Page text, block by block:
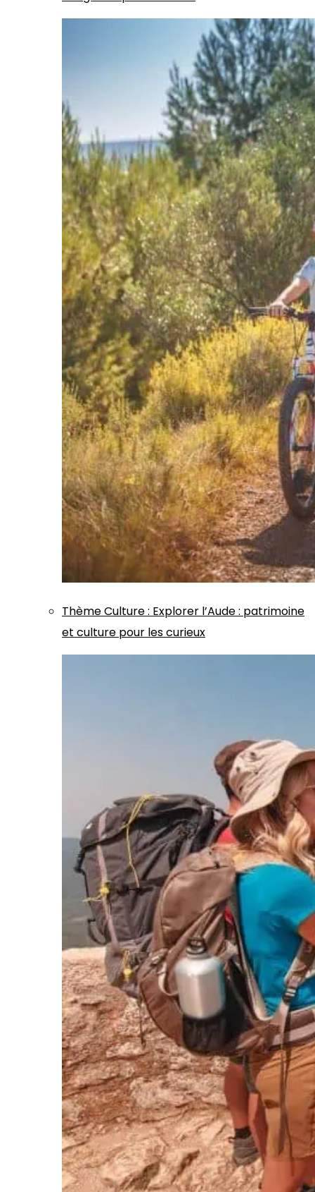
ThèmeCulture: Explorer l’Aude : patrimoine
et culture pour les curieux